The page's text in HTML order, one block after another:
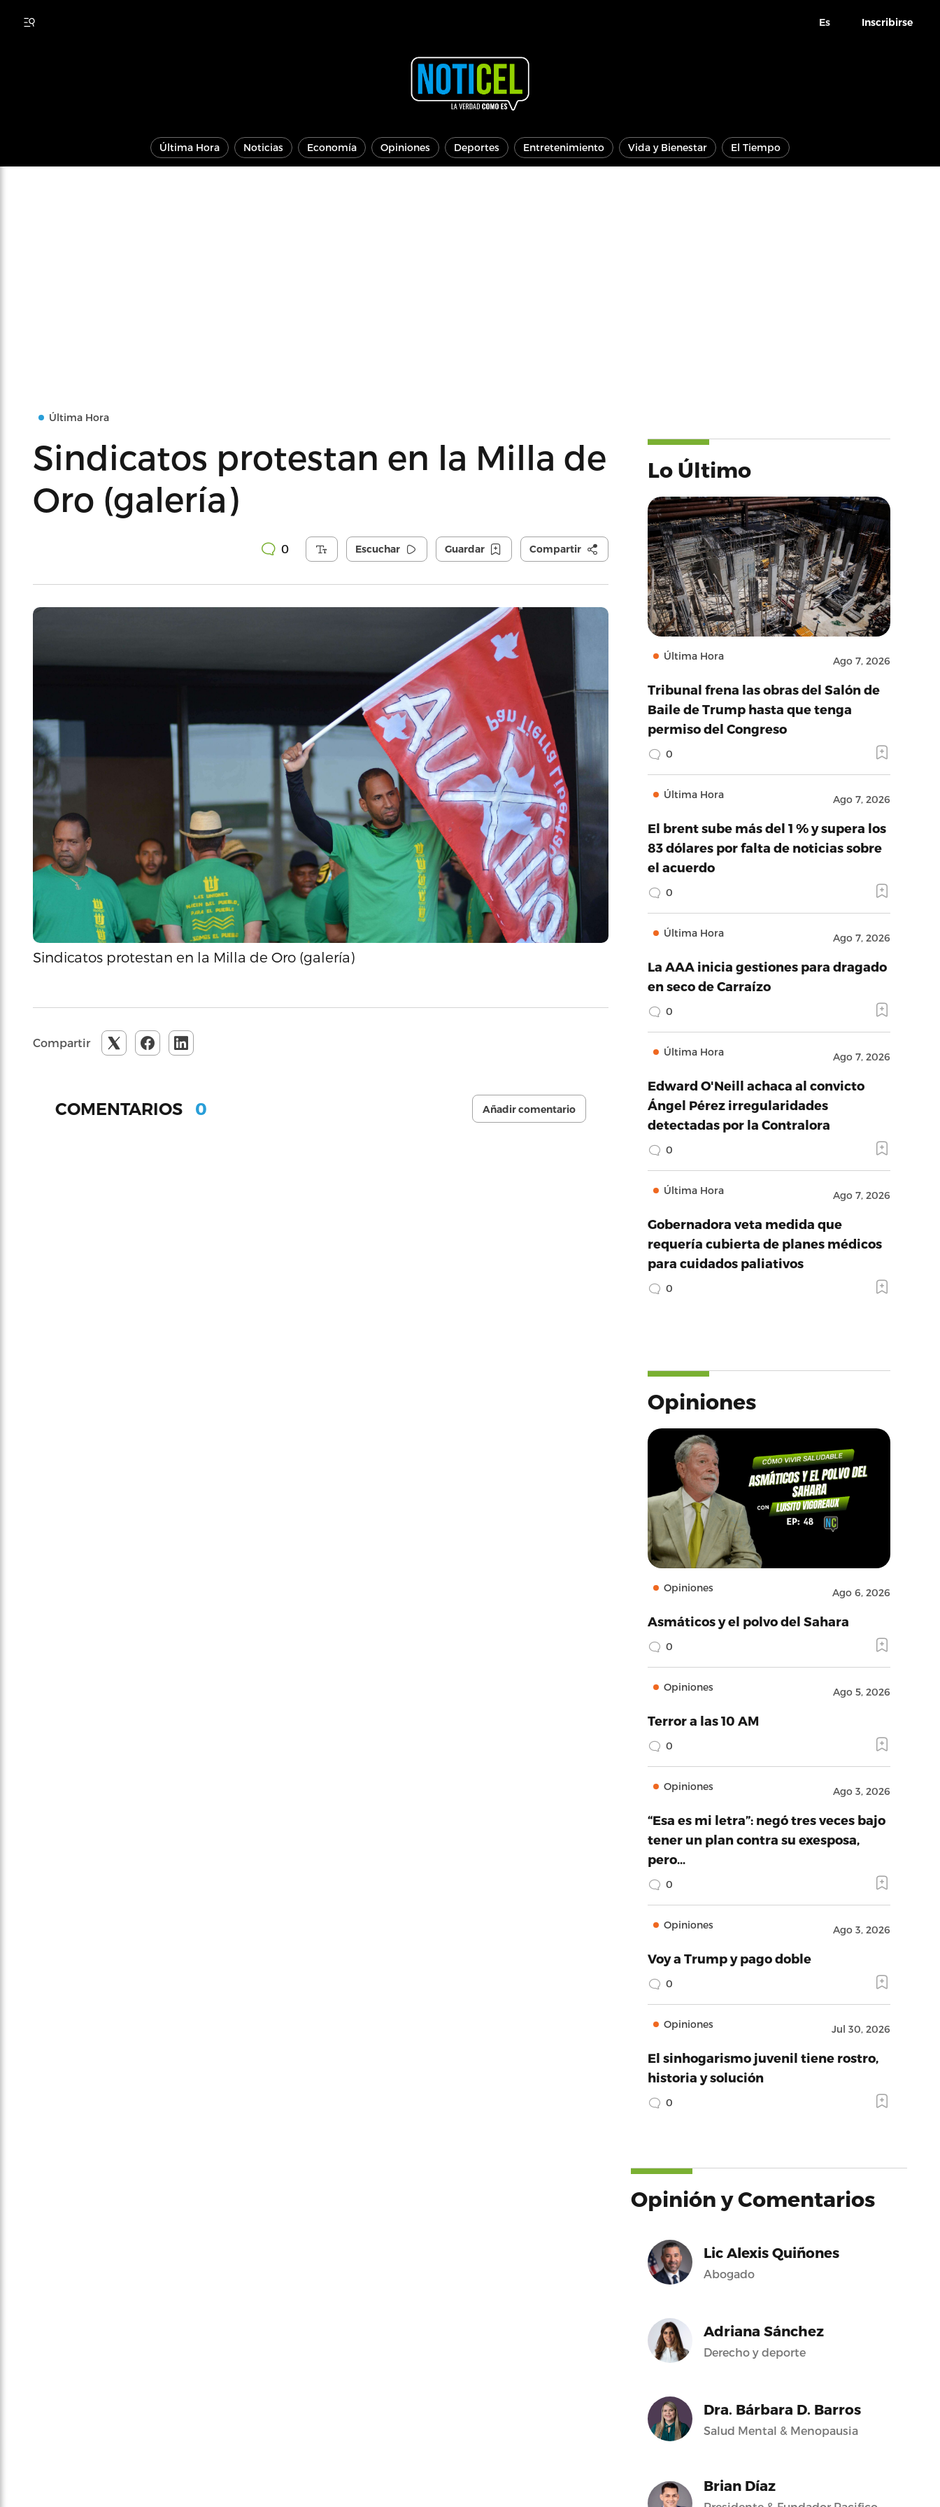
Es Inscribirse
Última Hora Noticias Economía Opiniones Deportes Entretenimiento Vida y Bienestar El Tiempo
Última Hora
Sindicatos protestan en la Milla de
Oro (galería)
0 Escuchar Guardar Compartir
Sindicatos protestan en la Milla de Oro (galería)
Compartir
COMENTARIOS 0 Añadir comentario
Lo Último
Última Hora Ago 7, 2026
Tribunal frena las obras del Salón de
Baile de Trump hasta que tenga
permiso del Congreso
0
Última Hora Ago 7, 2026
El brent sube más del 1 % y supera los
83 dólares por falta de noticias sobre
el acuerdo
0
Última Hora Ago 7, 2026
La AAA inicia gestiones para dragado
en seco de Carraízo
0
Última Hora Ago 7, 2026
Edward O'Neill achaca al convicto
Ángel Pérez irregularidades
detectadas por la Contralora
0
Última Hora Ago 7, 2026
Gobernadora veta medida que
requería cubierta de planes médicos
para cuidados paliativos
0
Opiniones
Opiniones Ago 6, 2026
Asmáticos y el polvo del Sahara
0
Opiniones Ago 5, 2026
Terror a las 10 AM
0
Opiniones Ago 3, 2026
“Esa es mi letra”: negó tres veces bajo
tener un plan contra su exesposa,
pero…
0
Opiniones Ago 3, 2026
Voy a Trump y pago doble
0
Opiniones Jul 30, 2026
El sinhogarismo juvenil tiene rostro,
historia y solución
0
Opinión y Comentarios
Lic Alexis Quiñones
Abogado
Adriana Sánchez
Derecho y deporte
Dra. Bárbara D. Barros
Salud Mental & Menopausia
Brian Díaz